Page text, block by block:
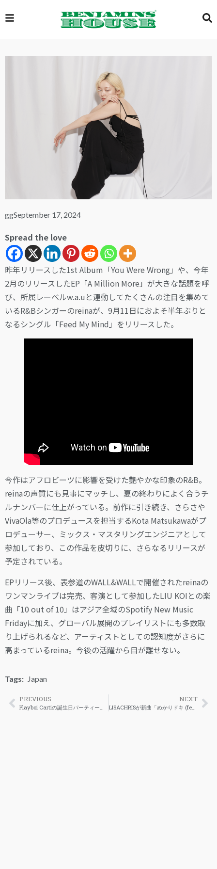
EXCLUSIVE
GLOBAL
VIDEOS
GALLERY
LOGIN
ggSeptember 17, 2024
Spread the love
昨年リリースした1st Album「You Were Wrong」や、今年
2月のリリースしたEP「A Million More」が大きな話題を呼
び、所属レーベルw.a.uと連動してたくさんの注目を集めて
いるR&Bシンガーのreinaが、9月11日におよそ半年ぶりと
なるシングル「Feed My Mind」をリリースした。
今作はアフロビーツに影響を受けた艶やかな印象のR&B。
reinaの声質にも見事にマッチし、夏の終わりによく合うチ
ルナンバーに仕上がっている。前作に引き続き、さらさや
VivaOla等のプロデュースを担当するKota Matsukawaがプ
ロデューサー、ミックス・マスタリングエンジニアとして
参加しており、この作品を皮切りに、さらなるリリースが
予定されている。
EPリリース後、表参道のWALL&WALLで開催されたreinaの
ワンマンライブは完売、客演として参加したLIU KOIとの楽
曲「10 out of 10」はアジア全域のSpotify New Music
Fridayに加え、グローバル展開のプレイリストにも多数取
り上げられるなど、アーティストとしての認知度がさらに
高まっているreina。今後の活躍から目が離せない。
Tags: Japan
PREVIOUS
Playboi Cartiの誕生日パーティーがニューヨーク市警により突然中止
NEXT
LISACHRISが新曲「めかりドキ (feat. Ido Kyo)」を解禁